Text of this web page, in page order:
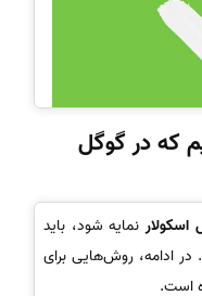
که در گوگل
اسکولارنمایه شود، باید
ادامه، روش‌هایی برای
است.